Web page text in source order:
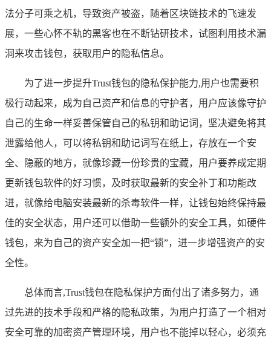
法分子可乘之机，导致资产被盗，随着区块链技术的飞速发
展，一些心怀不轨的黑客也在不断钻研技术，试图利用技术漏
洞来攻击钱包，获取用户的隐私信息。
为了进一步提升Trust钱包的隐私保护能力,用户也需要积
极行动起来，成为自己资产和信息的守护者，用户应该像守护
自己的生命一样妥善保管自己的私钥和助记词，坚决避免将其
泄露给他人，可以将私钥和助记词写在纸上，存放在一个安
全、隐蔽的地方，就像珍藏一份珍贵的宝藏，用户要养成定期
更新钱包软件的好习惯，及时获取最新的安全补丁和功能改
进，就像给电脑安装最新的杀毒软件一样，让钱包始终保持最
佳的安全状态，用户还可以借助一些额外的安全工具，如硬件
钱包，来为自己的资产安全加一把“锁”，进一步增强资产的安
全性。
总体而言,Trust钱包在隐私保护方面付出了诸多努力，通
过先进的技术手段和严格的隐私政策，为用户打造了一个相对
安全可靠的加密资产管理环境，用户也不能掉以轻心，必须充